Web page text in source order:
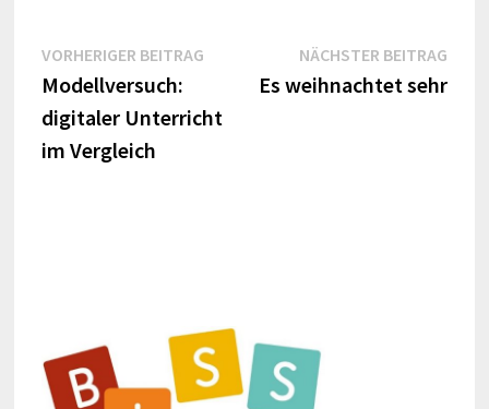
Beitrags-
Navigation
VORHERIGER BEITRAGVorheriger
Beitrag:
Modellversuch:
digitaler Unterricht
im Vergleich
NÄCHSTER BEITRAG
Es weihnachtet sehr